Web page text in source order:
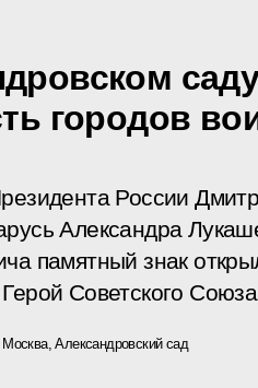
городов
России
Александра
памятный знак
Советского
Москва, Александровский сад